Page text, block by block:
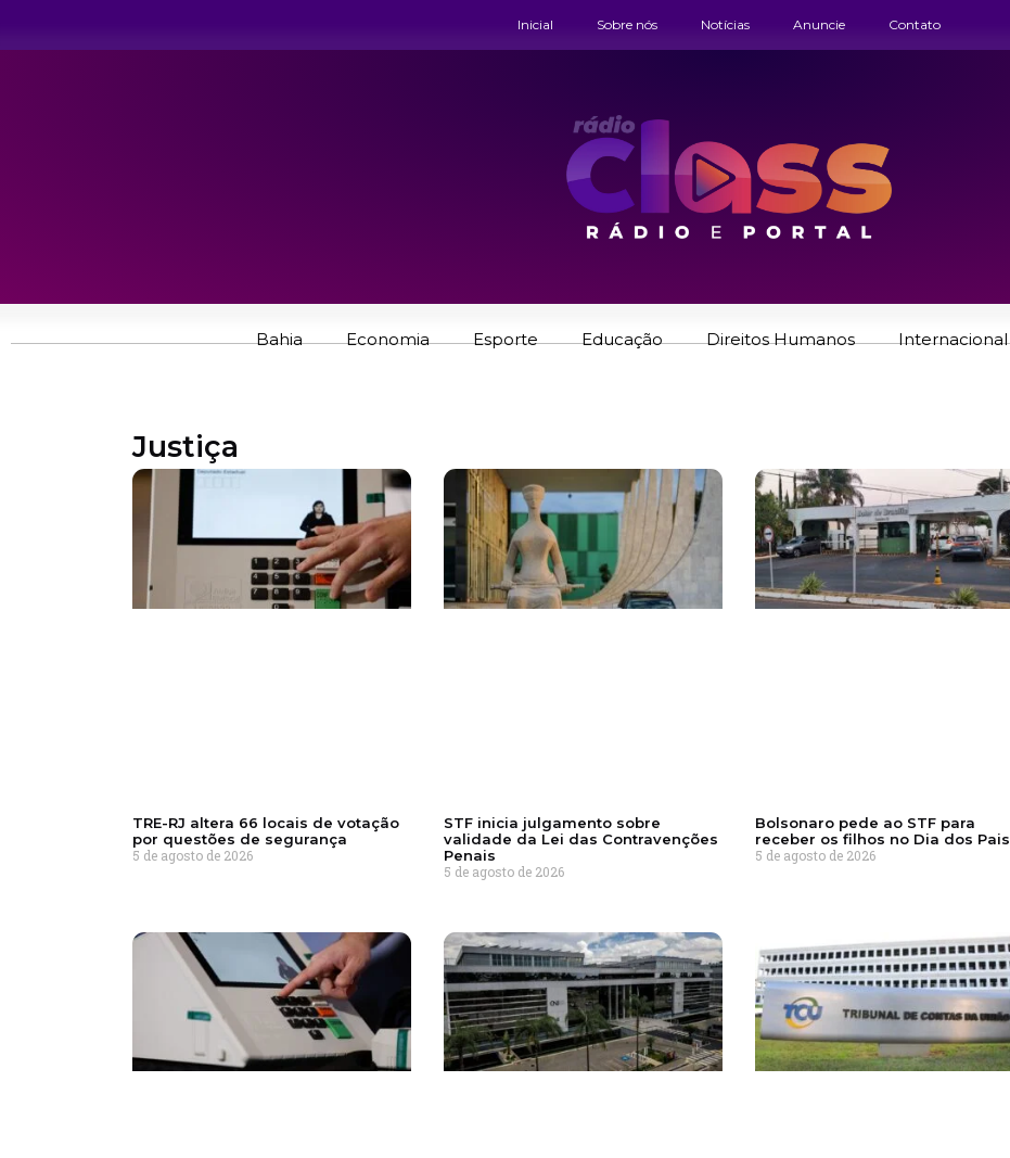
Inicial Sobre nós Notícias Anuncie Contato
Bahia Economia Esporte Educação Direitos Humanos Internacional
Justiça
TRE-RJ altera 66 locais de votação
por questões de segurança
5 de agosto de 2026
STF inicia julgamento sobre
validade da Lei das Contravenções
Penais
5 de agosto de 2026
Bolsonaro pede ao STF para
receber os filhos no Dia dos Pais
5 de agosto de 2026